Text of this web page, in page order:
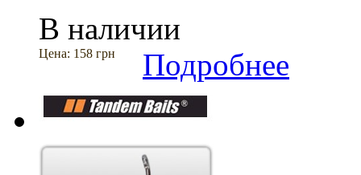
В наличии
Цена: 158 грн Подробнее